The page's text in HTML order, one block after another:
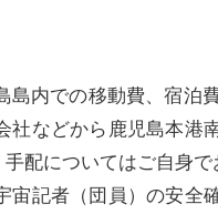
内での移動費、宿泊
などから鹿児島本港
配についてはご自身で
記者（団員）の安全